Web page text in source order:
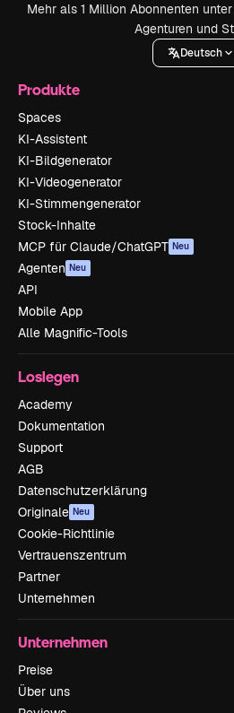
Mehr als 1 Million Abonnenten
Agenturen und
Deutsch
Produkte
Spaces
KI-Assistent
KI-Bildgenerator
KI-Videogenerator
KI-Stimmengenerator
Stock-Inhalte
MCP für Claude/ChatGPT Neu
Agenten Neu
API
Mobile App
Alle Magnific-Tools
Loslegen
Academy
Dokumentation
Support
AGB
Datenschutzerklärung
Originale Neu
Cookie-Richtlinie
Vertrauenszentrum
Partner
Unternehmen
Unternehmen
Preise
Über uns